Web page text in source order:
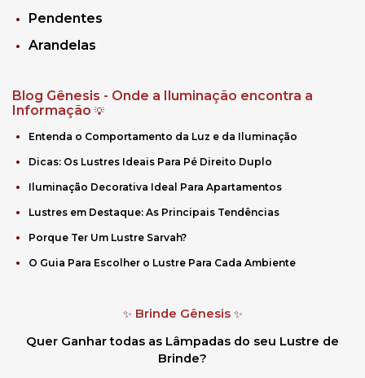
Pendentes
Arandelas
Blog Gênesis - Onde a Iluminação encontra a
Informação 💡
Entenda o Comportamento da Luz e da Iluminação
Dicas: Os Lustres Ideais Para Pé Direito Duplo
Iluminação Decorativa Ideal Para Apartamentos
Lustres em Destaque: As Principais Tendências
Porque Ter Um Lustre Sarvah?
O Guia Para Escolher o Lustre Para Cada Ambiente
✨ Brinde Gênesis ✨
Quer Ganhar todas as Lâmpadas do seu Lustre de
Brinde?